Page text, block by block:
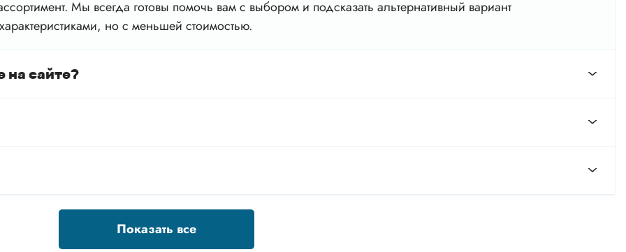
Мы всегда готовы помочь вам с выбором и подсказать альтернативный вариант
но с меньшей стоимостью.
на сайте?
Показать все